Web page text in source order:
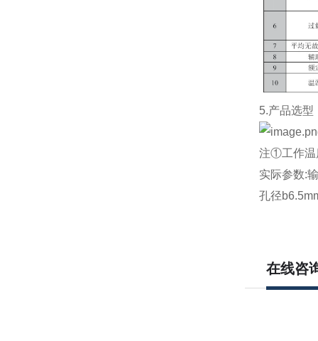
5.产品选
注①工作温
实际参数:
孔径
在线咨